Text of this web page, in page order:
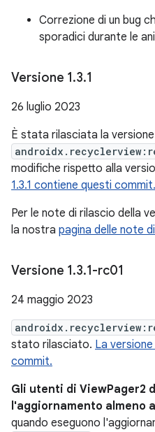
Correzione di un bug
sporadici durante le
Versione 1.3.1
26 luglio 2023
È stata rilasciata la versione
modifiche rispetto alla
1.3.1 contiene questi commit.
Per le note di rilascio della
la nostra pagina delle note
Versione 1.3.1-rc01
24 maggio 2023
stato rilasciato. La
commit.
Gli utenti di ViewPager2
l'aggiornamento almeno
quando eseguono